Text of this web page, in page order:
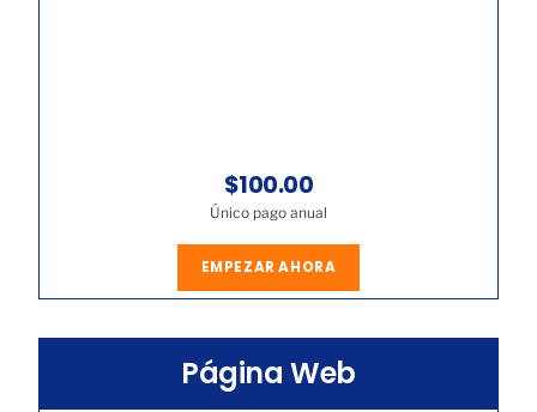
$100.00
Único pago anual
EMPEZAR AHORA
Página Web